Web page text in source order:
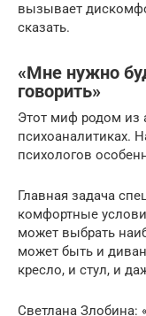
вызывает
сказать.
«Мне нужно
говорить»
Этот миф родом из
психоаналитиках.
психологов
Главная задача
комфортные
может выбрать
может быть и
кресло, и стул, и
Светлана Злобина: